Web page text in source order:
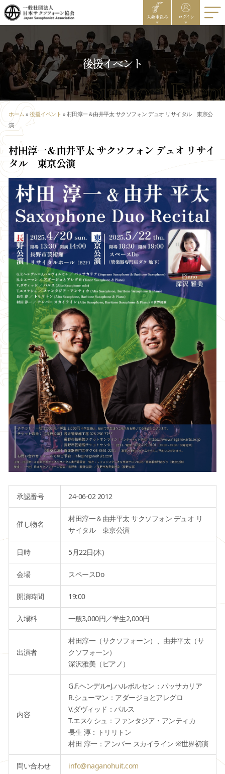
入会申込み ログイン
後援イベント
ホーム » 後援イベント » 村田淳一＆由井平太 サクソフォン デュオ リサイタル 東京公
演
村田淳一＆由井平太 サクソフォン デュオ リサイ
タル 東京公演
承認番号 24-06-02 2012
催し物名
村田淳一＆由井平太 サクソフォン デュオ リ
サイタル 東京公演
日時 5月22日(木)
会場 スペースDo
開演時間 19:00
入場料 一般3,000円／学生2,000円
出演者
村田淳一（サクソフォーン）、由井平太（サ
クソフォーン）
深沢雅美（ピアノ）
内容
G.F.ヘンデル=J.ハルボルセン：パッサカリア
R.シューマン：アダージョとアレグロ
V.ダヴィッド：パルス
T.エスケシュ：ファンタジア・アンティカ
⻑生 淳：トリリトン
村田 淳一：アンバー スカイライン ※世界初演
問い合わせ info@naganohuit.com